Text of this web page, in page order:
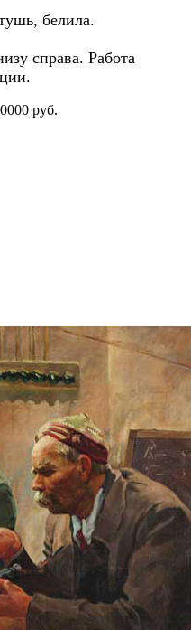
белила.
справа. Работа
руб.